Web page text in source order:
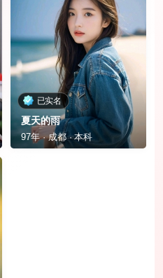
已实名
夏天的雨
97年 · 成都 · 本科